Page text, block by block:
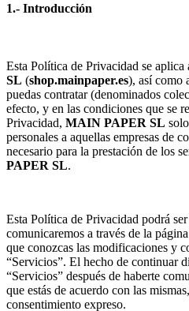
1.- Introducción
Esta Política de Privacidad se aplica
SL (shop.mainpaper.es), así como
puedas contratar (denominados
efecto, y en las condiciones que se
Privacidad, MAIN PAPER SL
personales a aquellas empresas de
necesario para la prestación de los
PAPER SL.
Esta Política de Privacidad podrá
comunicaremos a través de la
que conozcas las modificaciones y
“Servicios”. El hecho de continuar
“Servicios” después de haberte
que estás de acuerdo con las
consentimiento expreso.